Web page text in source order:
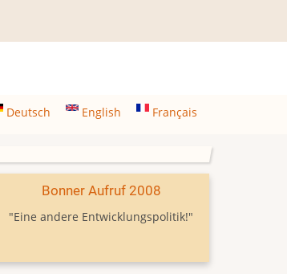
Deutsch English Français
Bonner Aufruf 2008
"Eine andere Entwicklungspolitik!"